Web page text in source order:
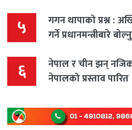
५
गगन थापाको प्रश्न :
गर्ने प्रधानमन्त्रीबारे
६
नेपाल र चीन झन्
नेपालको प्रस्ताव पारित